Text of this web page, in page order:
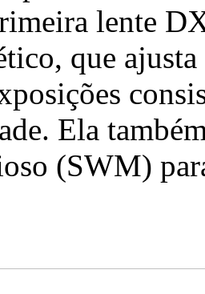
lente
que
Ela
(SWM)